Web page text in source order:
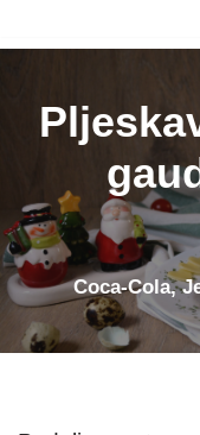
Coca-Cola,